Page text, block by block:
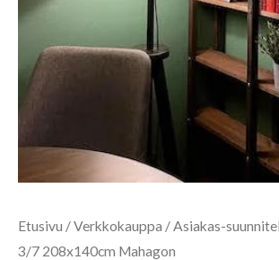
Etusivu /Verkkokauppa / Asiakas-
3/7 208x140cm Mahagon